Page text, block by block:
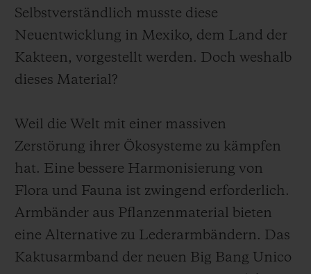
Selbstverständlich musste diese
Neuentwicklung in Mexiko, dem Land der
Kakteen, vorgestellt werden. Doch weshalb
dieses Material?
Weil die Welt mit einer massiven
Zerstörung ihrer Ökosysteme zu kämpfen
hat. Eine bessere Harmonisierung von
Flora und Fauna ist zwingend erforderlich.
Armbänder aus Pflanzenmaterial bieten
eine Alternative zu Lederarmbändern. Das
Kaktusarmband der neuen Big Bang Unico